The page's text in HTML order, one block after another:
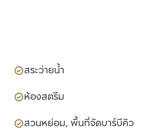
สระว่ายน้ำ
ห้องสตรีม
สวนหย่อม, พื้นที่จัดบาร์บีคิว